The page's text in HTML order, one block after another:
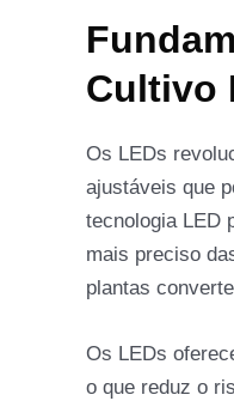
Cultivo
Os LEDs
ajustáveis que
tecnologia LED
mais preciso
plantas
Os LEDs
o que reduz o